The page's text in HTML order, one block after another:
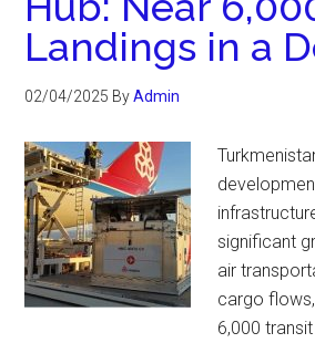
Landings in a
02/04/2025 ByAdmin
significant
air
cargo
6,000